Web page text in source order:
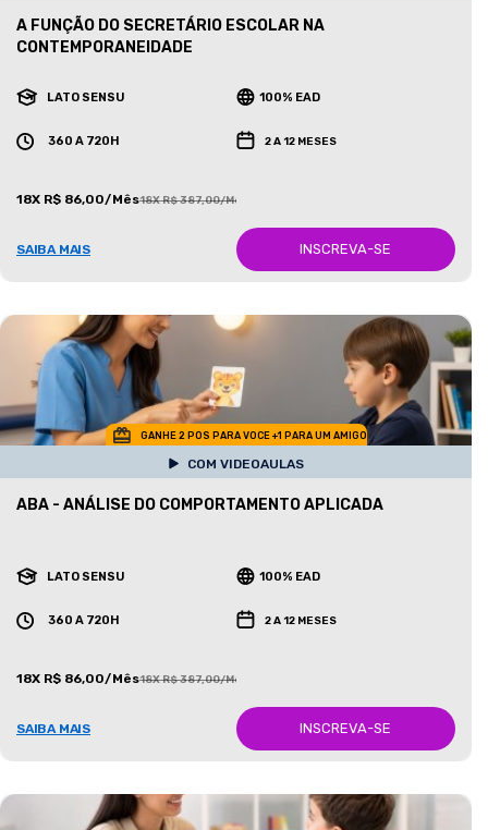
A FUNÇÃO DO SECRETÁRIO ESCOLAR NA
CONTEMPORANEIDADE
LATO SENSU 100% EAD
360 A 720H 2 A 12 MESES
18X R$ 86,00/Mês18X R$ 387,00/Mês
SAIBA MAIS INSCREVA-SE
GANHE 2 POS PARA VOCE +1 PARA UM AMIGO
COM VIDEOAULAS
ABA - ANÁLISE DO COMPORTAMENTO APLICADA
LATO SENSU 100% EAD
360 A 720H 2 A 12 MESES
18X R$ 86,00/Mês18X R$ 387,00/Mês
SAIBA MAIS INSCREVA-SE